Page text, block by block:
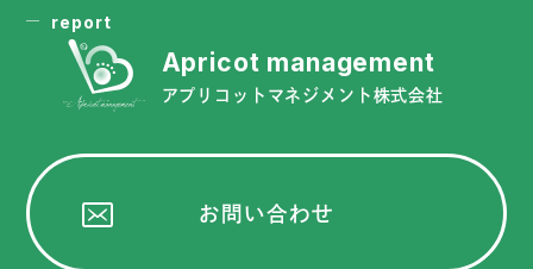
report
アプリコットマネジメント株式会社
お問い合わせ